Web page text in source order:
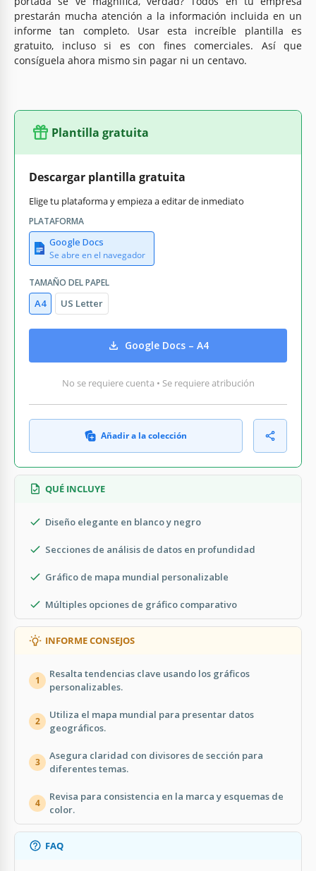
prestarán mucha atención a la información incluida en un
informe tan completo. Usar esta increíble plantilla es
gratuito, incluso si es con fines comerciales. Así que
consíguela ahora mismo sin pagar ni un centavo.
Plantilla gratuita
Descargar plantilla gratuita
Elige tu plataforma y empieza a editar de inmediato
PLATAFORMA
Google Docs
Se abre en el navegador
TAMAÑO DEL PAPEL
A4 US Letter
Google Docs – A4
No se requiere cuenta • Se requiere atribución
Añadir a la colección
QUÉ INCLUYE
Diseño elegante en blanco y negro
Secciones de análisis de datos en profundidad
Gráfico de mapa mundial personalizable
Múltiples opciones de gráfico comparativo
INFORME CONSEJOS
1
Resalta tendencias clave usando los gráficos
personalizables.
2
Utiliza el mapa mundial para presentar datos
geográficos.
3
Asegura claridad con divisores de sección para
diferentes temas.
4
Revisa para consistencia en la marca y esquemas de
color.
FAQ